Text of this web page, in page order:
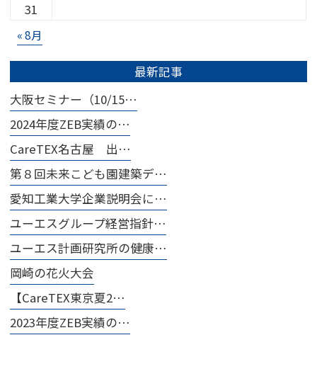
« 8月
31
最新記事
大阪セミナー（10/15…
2024年度ZEB実績の…
CareTEX名古屋 出…
第８回未来こども園建築デ…
愛知工業大学企業説明会に…
ユーエスグループ経営指針…
ユーエス計画研究所の健康…
岡崎の花火大会
【CareTEX東京夏2…
2023年度ZEB実績の…